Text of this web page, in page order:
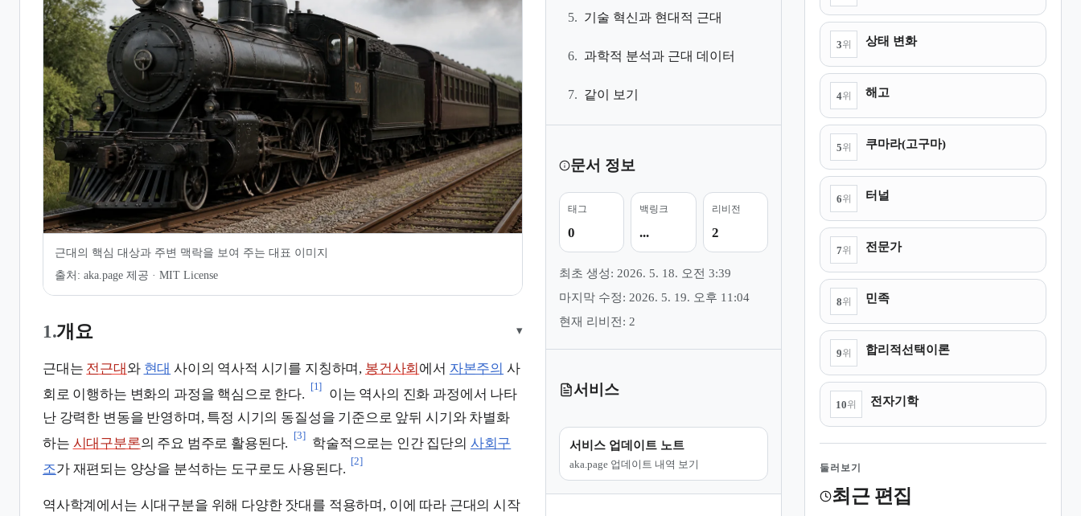
근대의 핵심 대상과 주변 맥락을 보여 주는 대표 이미지
출처: aka.page 제공 · MIT License
1.개요 ▾
근대는 전근대 와 현대 사이의 역사적 시기를 지칭하며, 봉건사회 에서 자본주의 사
회로 이행하는 변화의 과정을 핵심으로 한다.
[1]
이는 역사의 진화 과정에서 나타
난 강력한 변동을 반영하며, 특정 시기의 동질성을 기준으로 앞뒤 시기와 차별화
하는 시대구분론의 주요 범주로 활용된다.
[3]
학술적으로는 인간 집단의 사회구
조가 재편되는 양상을 분석하는 도구로도 사용된다.
[2]
역사학계에서는 시대구분을 위해 다양한 잣대를 적용하며, 이에 따라 근대의 시작
5. 기술 혁신과 현대적 근대
6. 과학적 분석과 근대 데이터
7. 같이 보기
문서 정보
태그
0
백링크
...
리비전
2
최초 생성: 2026. 5. 18. 오전 3:39
마지막 수정: 2026. 5. 19. 오후 11:04
현재 리비전: 2
서비스
서비스 업데이트 노트
aka.page 업데이트 내역 보기
과학적 분석과 근대 데이터
같이 보기
3위 상태 변화
4위 해고
5위 쿠마라(고구마)
6위 터널
7위 전문가
8위 민족
9위 합리적선택이론
10위 전자기학
둘러보기
최근 편집